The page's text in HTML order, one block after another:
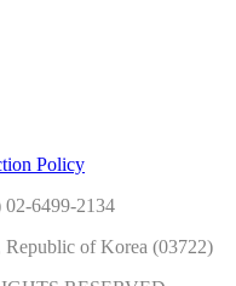
Policy
6499-2134
Republic of Korea (03722)